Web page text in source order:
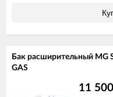
Бак расширительный MG
GAS
11 500